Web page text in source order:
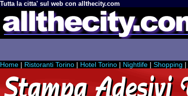
Tutta la citta' sul web con allthecity.com
Home | Ristoranti Torino | Hotel Torino | Nightlife | Shopping |